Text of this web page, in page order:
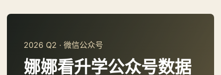
2026 Q2 · 微信公众号
娜娜看升学公众号数据